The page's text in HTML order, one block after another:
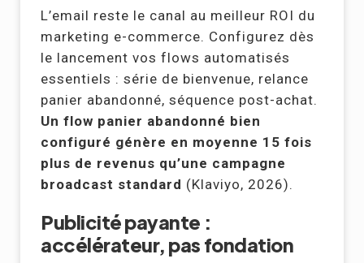
L’email reste le canal au meilleur ROI du
marketing e-commerce. Configurez dès
le lancement vos flows automatisés
essentiels : série de bienvenue, relance
panier abandonné, séquence post-achat.
Un flow panier abandonné bien
configuré génère en moyenne 15 fois
plus de revenus qu’une campagne
broadcast standard (Klaviyo, 2026).
Publicité payante :
accélérateur, pas fondation